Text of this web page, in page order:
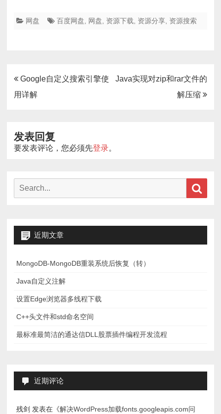
网盘 百度网盘 网盘 资源下载 资源分享 资源搜索
文
章
Google自定义搜索引擎使
用详解
Java实现对zip和rar文件的
解压缩
发表回复
要发表评论，您必须先登录。
Search
近期文章
MongoDB-MongoDB重装系统后恢复（转）
Java自定义注解
设置Edge浏览器多线程下载
C++头文件和std命名空间
最标准最简洁的通达信DLL股票插件编程开发流程
近期评论
残剑 发表在《解决WordPress加载fonts.googleapis.com问